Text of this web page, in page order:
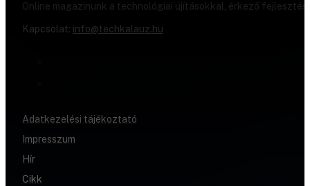
Online magazinunk a technológiai újításokkal, érkező
Kapcsolat: info@techkalauz.hu
Adatkezelési tájékoztató
Impresszum
Hír
Cikk